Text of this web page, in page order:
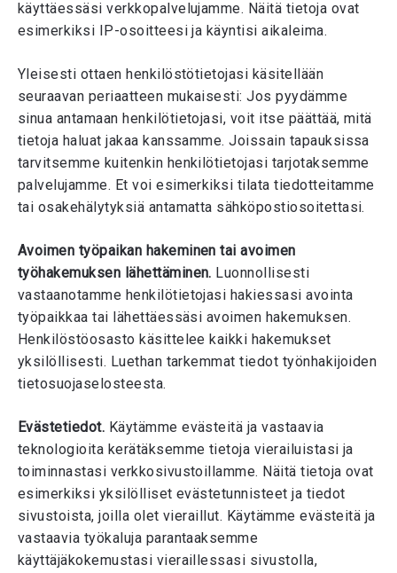
käyttäessäsi verkkopalvelujamme. Näitä tietoja ovat
esimerkiksi IP-osoitteesi ja käyntisi aikaleima.
Yleisesti ottaen henkilöstötietojasi käsitellään
seuraavan periaatteen mukaisesti: Jos pyydämme
sinua antamaan henkilötietojasi, voit itse päättää, mitä
tietoja haluat jakaa kanssamme. Joissain tapauksissa
tarvitsemme kuitenkin henkilötietojasi tarjotaksemme
palvelujamme. Et voi esimerkiksi tilata tiedotteitamme
tai osakehälytyksiä antamatta sähköpostiosoitettasi.
Avoimen työpaikan hakeminen tai avoimen
työhakemuksen lähettäminen. Luonnollisesti
vastaanotamme henkilötietojasi hakiessasi avointa
työpaikkaa tai lähettäessäsi avoimen hakemuksen.
Henkilöstöosasto käsittelee kaikki hakemukset
yksilöllisesti. Luethan tarkemmat tiedot työnhakijoiden
tietosuojaselosteesta.
Evästetiedot. Käytämme evästeitä ja vastaavia
teknologioita kerätäksemme tietoja vierailuistasi ja
toiminnastasi verkkosivustoillamme. Näitä tietoja ovat
esimerkiksi yksilölliset evästetunnisteet ja tiedot
sivustoista, joilla olet vieraillut. Käytämme evästeitä ja
vastaavia työkaluja parantaaksemme
käyttäjäkokemustasi vieraillessasi sivustolla,